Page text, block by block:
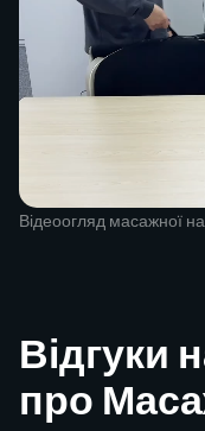
Відеоогляд масажної
Відгуки
про